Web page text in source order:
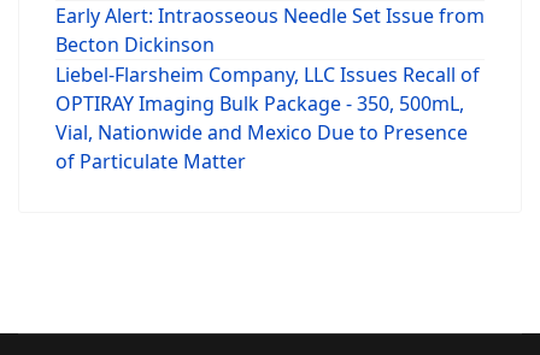
Early Alert: Intraosseous Needle Set Issue from
Becton Dickinson
Liebel-Flarsheim Company, LLC Issues Recall of
OPTIRAY Imaging Bulk Package - 350, 500mL,
Vial, Nationwide and Mexico Due to Presence
of Particulate Matter